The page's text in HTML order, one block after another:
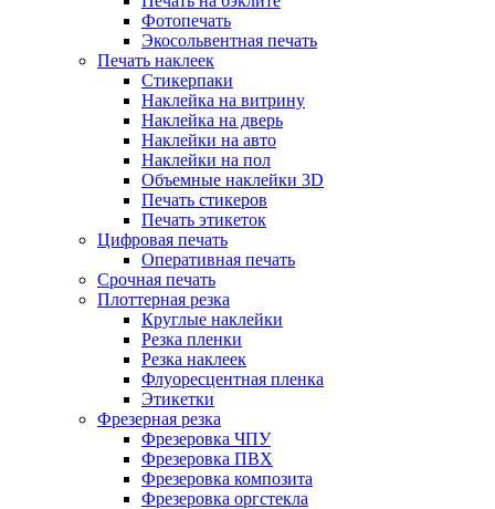
Фотопечать
Экосольвентная печать
Печать наклеек
Стикерпаки
Наклейка на витрину
Наклейка на дверь
Наклейки на авто
Наклейки на пол
Объемные наклейки 3D
Печать стикеров
Печать этикеток
Цифровая печать
Оперативная печать
Срочная печать
Плоттерная резка
Круглые наклейки
Резка пленки
Резка наклеек
Флуоресцентная пленка
Этикетки
Фрезерная резка
Фрезеровка ЧПУ
Фрезеровка ПВХ
Фрезеровка композита
Фрезеровка оргстекла